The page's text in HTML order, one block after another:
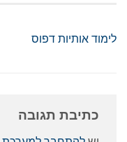
לימוד אותיות דפוס
כתיבת תגובה